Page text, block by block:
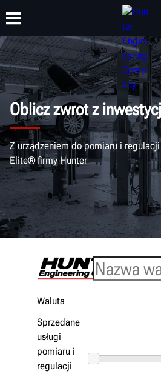
PRODUKTY WSPARCIE
Oblicz zwrot z
Z urządzeniem do pomiaru i
Elite® firmy Hunter
Waluta
Sprzedane
usługi
pomiaru i
regulacji